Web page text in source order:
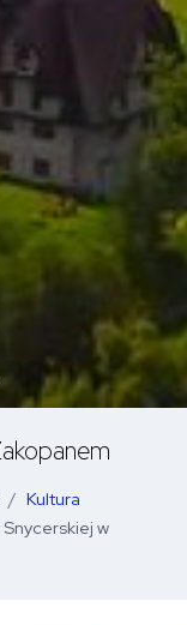
Kultura
Snycerskiej w